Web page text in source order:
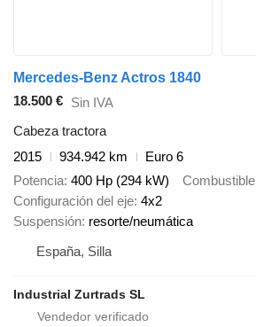
Mercedes-Benz Actros 1840
18.500 € Sin IVA
Cabeza tractora
2015
934.942 km
Euro 6
Potencia 400 Hp (294 kW) Combustible
Configuración del eje 4x2
Suspensión resorte/neumática
España, Silla
Industrial Zurtrads SL